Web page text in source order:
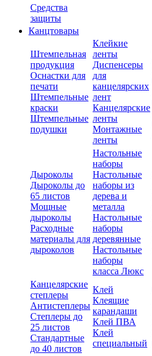
Средства
защиты
Канцтовары
Штемпельная
продукция
Оснастки для
печати
Штемпельные
краски
Штемпельные
подушки
Клейкие
ленты
Диспенсеры
для
канцелярских
лент
Канцелярские
ленты
Монтажные
ленты
Дыроколы
Дыроколы до
65 листов
Мощные
дыроколы
Расходные
материалы для
дыроколов
Настольные
наборы
Настольные
наборы из
дерева и
металла
Настольные
наборы
деревянные
Настольные
наборы
класса Люкс
Канцелярские
степлеры
Антистеплеры
Степлеры до
25 листов
Стандартные
до 40 листов
Клей
Клеящие
карандаши
Клей ПВА
Клей
специальный